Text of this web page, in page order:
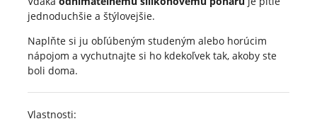
jednoduchšie a štýlovejšie.
Naplňte si ju obľúbeným studeným alebo horúcim
nápojom a vychutnajte si ho kdekoľvek tak, akoby ste
boli doma.
Vlastnosti: